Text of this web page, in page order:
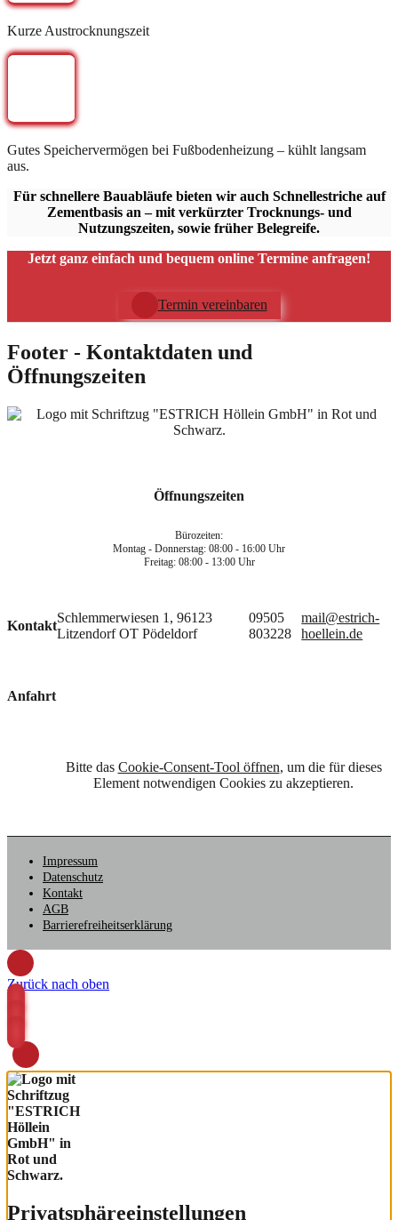
Kurze Austrocknungszeit
Gutes Speichervermögen bei Fußbodenheizung – kühlt langsam
aus.
Für schnellere Bauabläufe bieten wir auch Schnellestriche auf
Zementbasis an – mit verkürzter Trocknungs- und
Nutzungszeiten, sowie früher Belegreife.
Jetzt ganz einfach und bequem online Termine anfragen!
Termin vereinbaren
Footer - Kontaktdaten und
Öffnungszeiten
Öffnungszeiten
Bürozeiten:
Montag - Donnerstag: 08:00 - 16:00 Uhr
Freitag: 08:00 - 13:00 Uhr
Kontakt
Schlemmerwiesen 1, 96123
Litzendorf OT Pödeldorf
09505
803228
mail@estrich-
hoellein.de
Anfahrt
Bitte das Cookie-Consent-Tool öffnen, um die für dieses
Element notwendigen Cookies zu akzeptieren.
Impressum
Datenschutz
Kontakt
AGB
Barrierefreiheitserklärung
Zurück nach oben
Privatsphäre­einstellungen